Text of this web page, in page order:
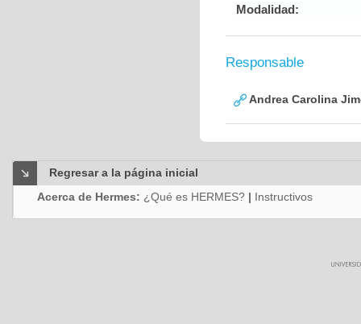
Modalidad:
Responsable
Andrea Carolina
Regresar a la página inicial
Acerca de Hermes: ¿Qué es HERMES? | Instructivos